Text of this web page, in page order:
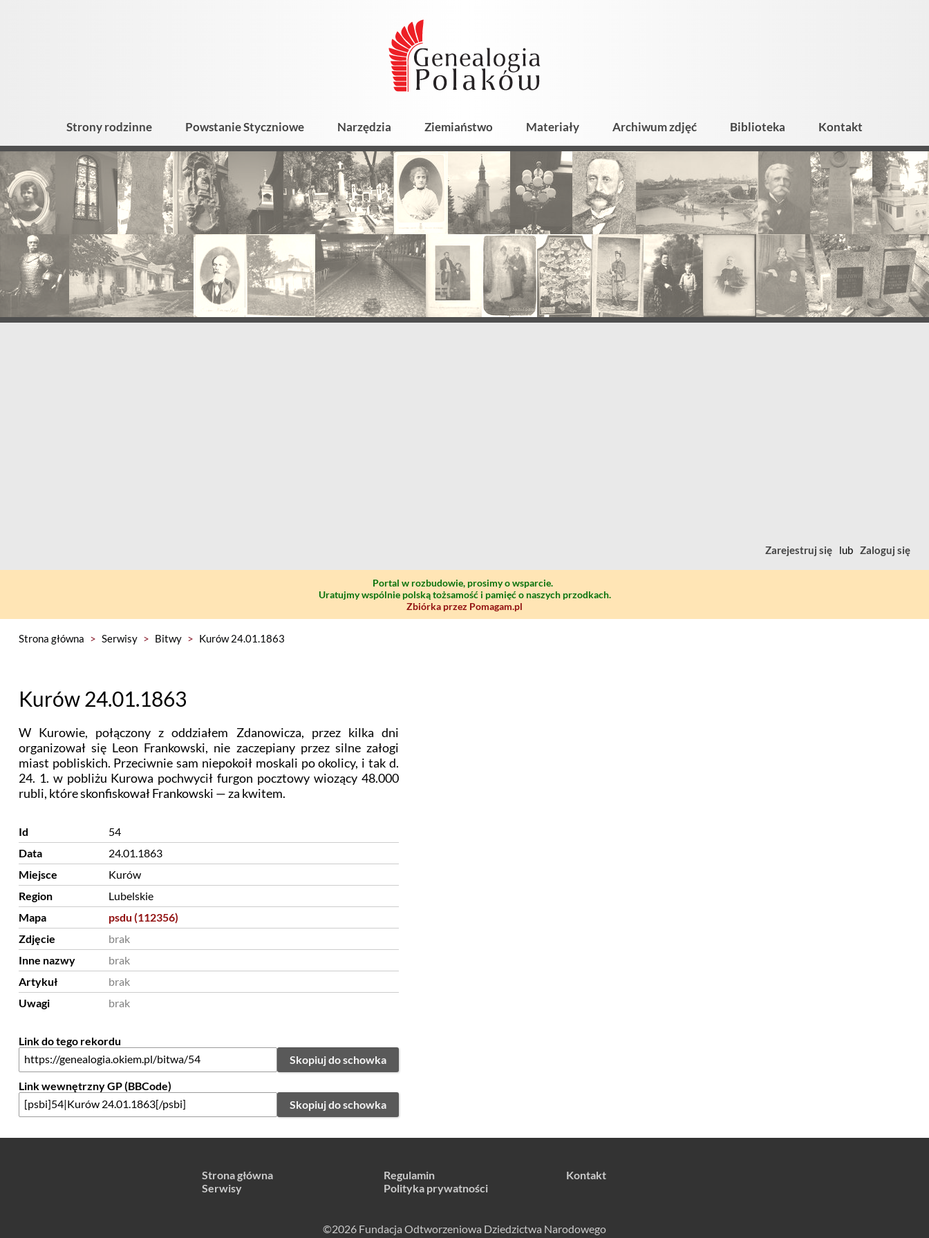
Strony rodzinne Powstanie Styczniowe Narzędzia Ziemiaństwo Materiały Archiwum zdjęć Biblioteka Kontakt
Zarejestruj się lub Zaloguj się
Portal w rozbudowie, prosimy o wsparcie.
Uratujmy wspólnie polską tożsamość i pamięć o naszych przodkach.
Zbiórka przez Pomagam.pl
Strona główna > Serwisy > Bitwy > Kurów 24.01.1863
Kurów 24.01.1863
W Kurowie, połączony z oddziałem Zdanowicza, przez kilka dni
organizował się Leon Frankowski, nie zaczepiany przez silne załogi
miast pobliskich. Przeciwnie sam niepokoił moskali po okolicy, i tak d.
24. 1. w pobliżu Kurowa pochwycił furgon pocztowy wiozący 48.000
rubli, które skonfiskował Frankowski — za kwitem.
Id
54
Data
24.01.1863
Miejsce
Kurów
Region
Lubelskie
Mapa
psdu (112356)
Zdjęcie
brak
Inne nazwy
brak
Artykuł
brak
Uwagi
brak
Link do tego rekordu
Skopiuj do schowka
Link wewnętrzny GP (BBCode)
Skopiuj do schowka
Strona główna
Serwisy
Regulamin
Polityka prywatności
Kontakt
©2026 Fundacja Odtworzeniowa Dziedzictwa Narodowego